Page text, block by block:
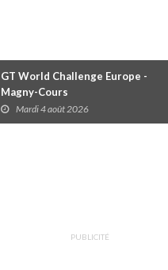
GT World Challenge Europe -
Magny-Cours
Mardi 4 août 2026
PUBLICITÉ